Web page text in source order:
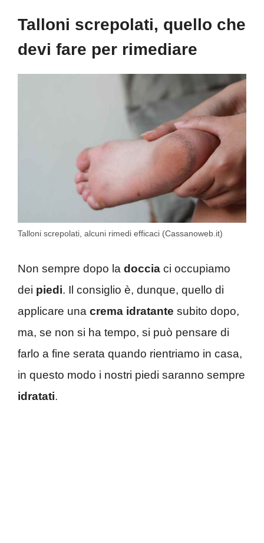
Talloni screpolati, quello che
devi fare per rimediare
Talloni screpolati, alcuni rimedi efficaci (Cassanoweb.it)
Non sempre dopo la doccia ci occupiamo
dei piedi. Il consiglio è, dunque, quello di
applicare una crema idratante subito dopo,
ma, se non si ha tempo, si può pensare di
farlo a fine serata quando rientriamo in casa,
in questo modo i nostri piedi saranno sempre
idratati.